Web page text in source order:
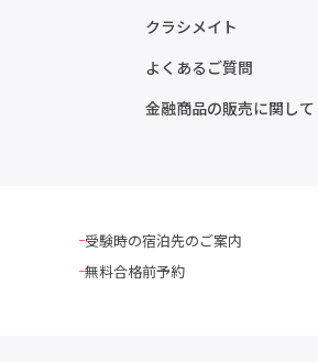
クラシメイト
よくあるご質問
金融商品の販売に関して
受験時の宿泊先のご案内
無料合格前予約